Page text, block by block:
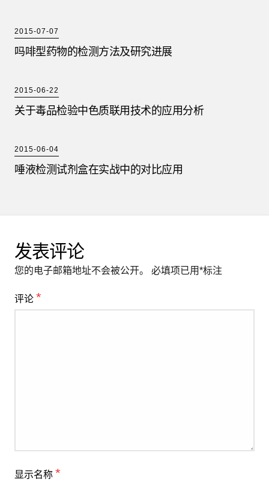
2015-07-07
吗啡型药物的检测方法及研究进展
2015-06-22
关于毒品检验中色质联用技术的应用分析
2015-06-04
唾液检测试剂盒在实战中的对比应用
发表评论
您的电子邮箱地址不会被公开。 必填项已用*标注
评论 *
显示名称 *